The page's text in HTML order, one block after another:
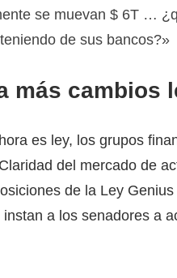
se muevan $ 6T …
de sus bancos?»
más cambios
es ley, los grupos
del mercado de
de la Ley
a los senadores a